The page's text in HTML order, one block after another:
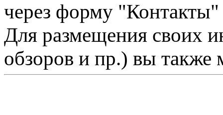
через форму "Контакты"
Для размещения своих
обзоров и пр.) вы также